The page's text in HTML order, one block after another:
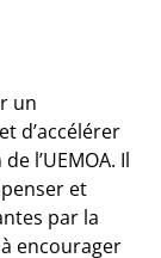
un
d’accélérer
l’UEMOA. Il
et
par la
encourager